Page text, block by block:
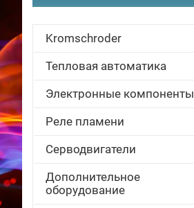
Kromschroder
Тепловая автоматика
Электронные компоненты
Реле пламени
Серводвигатели
Дополнительное
оборудование